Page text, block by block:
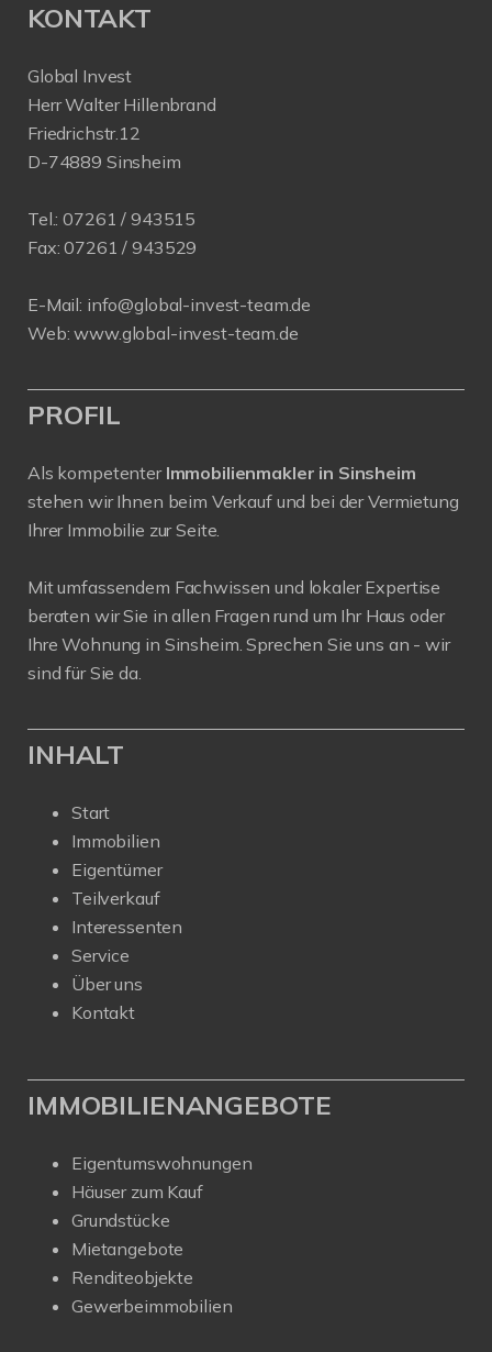
KONTAKT
Global Invest
Herr Walter Hillenbrand
Friedrichstr.12
D-74889 Sinsheim
Tel.:07261 / 943515
Fax: 07261 / 943529
E-Mail: info@global-invest-team.de
Web:www.global-invest-team.de
PROFIL
Als kompetenter Immobilienmakler in Sinsheim
stehen wir Ihnen beim Verkauf und bei der Vermietung
Ihrer Immobilie zur Seite.
Mit umfassendem Fachwissen und lokaler Expertise
beraten wir Sie in allen Fragen rund um Ihr Haus oder
Ihre Wohnung in Sinsheim. Sprechen Sie uns an - wir
sind für Sie da.
INHALT
Start
Immobilien
Eigentümer
Teilverkauf
Interessenten
Service
Über uns
Kontakt
IMMOBILIENANGEBOTE
Eigentumswohnungen
Häuser zum Kauf
Grundstücke
Mietangebote
Renditeobjekte
Gewerbeimmobilien